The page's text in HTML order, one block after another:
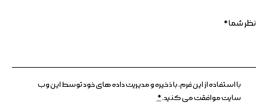
با استفاده از این فرم، با ذخیره و مدیریت داده های خود توسط این وب
سایت موافقت می کنید.*